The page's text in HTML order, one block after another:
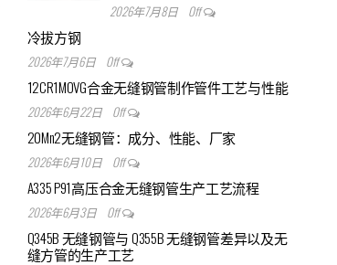
2026年7月8日 Off
冷拔方钢
2026年7月6日 Off
12CR1MOVG合金无缝钢管制作管件工艺与性能
2026年6月22日 Off
20Mn2无缝钢管：成分、性能、厂家
2026年6月10日 Off
A335 P91高压合金无缝钢管生产工艺流程
2026年6月3日 Off
Q345B 无缝钢管与 Q355B 无缝钢管差异以及无
缝方管的生产工艺